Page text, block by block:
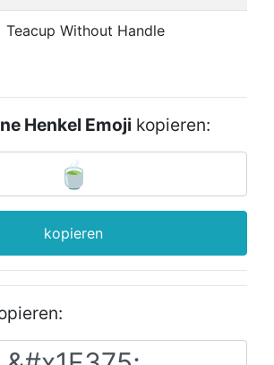
Teacup Without Handle
Henkel Emoji kopieren:
kopieren